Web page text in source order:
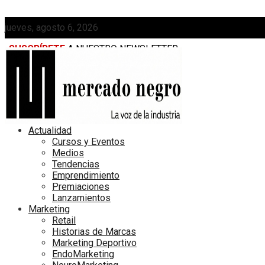
jueves, agosto 6, 2026
SUSCRÍBETE A NUESTRO NEWSLETTER
MEDIAKIT
Actualidad
Cursos y Eventos
Medios
Tendencias
Emprendimiento
Premiaciones
Lanzamientos
Marketing
Retail
Historias de Marcas
Marketing Deportivo
EndoMarketing